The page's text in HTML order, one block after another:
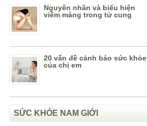
Nguyên nhân và biểu hiện
viêm màng trong tử cung
20 vấn đề cảnh báo sức khỏe
của chị em
SỨC KHỎE NAM GIỚI